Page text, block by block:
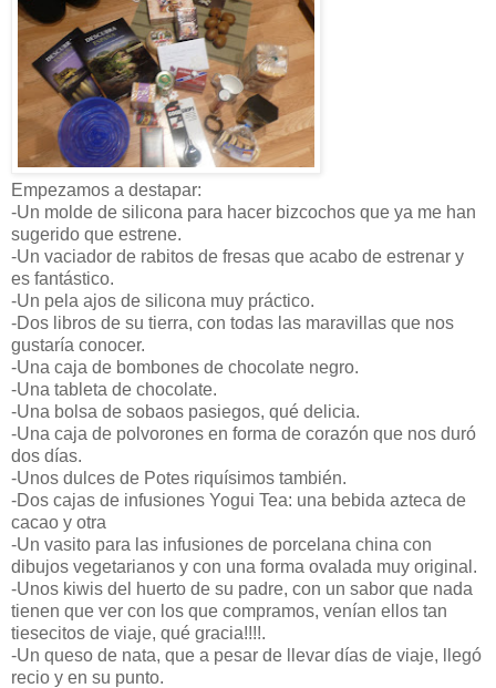
Empezamos a destapar:
-Un molde de silicona para hacer bizcochos que ya me han
sugerido que estrene.
-Un vaciador de rabitos de fresas que acabo de estrenar y
es fantástico.
-Un pela ajos de silicona muy práctico.
-Dos libros de su tierra, con todas las maravillas que nos
gustaría conocer.
-Una caja de bombones de chocolate negro.
-Una tableta de chocolate.
-Una bolsa de sobaos pasiegos, qué delicia.
-Una caja de polvorones en forma de corazón que nos duró
dos días.
-Unos dulces de Potes riquísimos también.
-Dos cajas de infusiones Yogui Tea: una bebida azteca de
cacao y otra
-Un vasito para las infusiones de porcelana china con
dibujos vegetarianos y con una forma ovalada muy original.
-Unos kiwis del huerto de su padre, con un sabor que nada
tienen que ver con los que compramos, venían ellos tan
tiesecitos de viaje, qué gracia!!!!.
-Un queso de nata, que a pesar de llevar días de viaje, llegó
recio y en su punto.